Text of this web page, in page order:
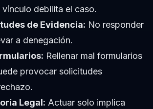
debilita el caso.
de Evidencia: No responder
a denegación.
Rellenar mal formularios
provocar solicitudes
Legal: Actuar solo implica